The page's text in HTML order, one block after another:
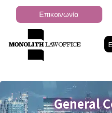
Επικοινωνία
General